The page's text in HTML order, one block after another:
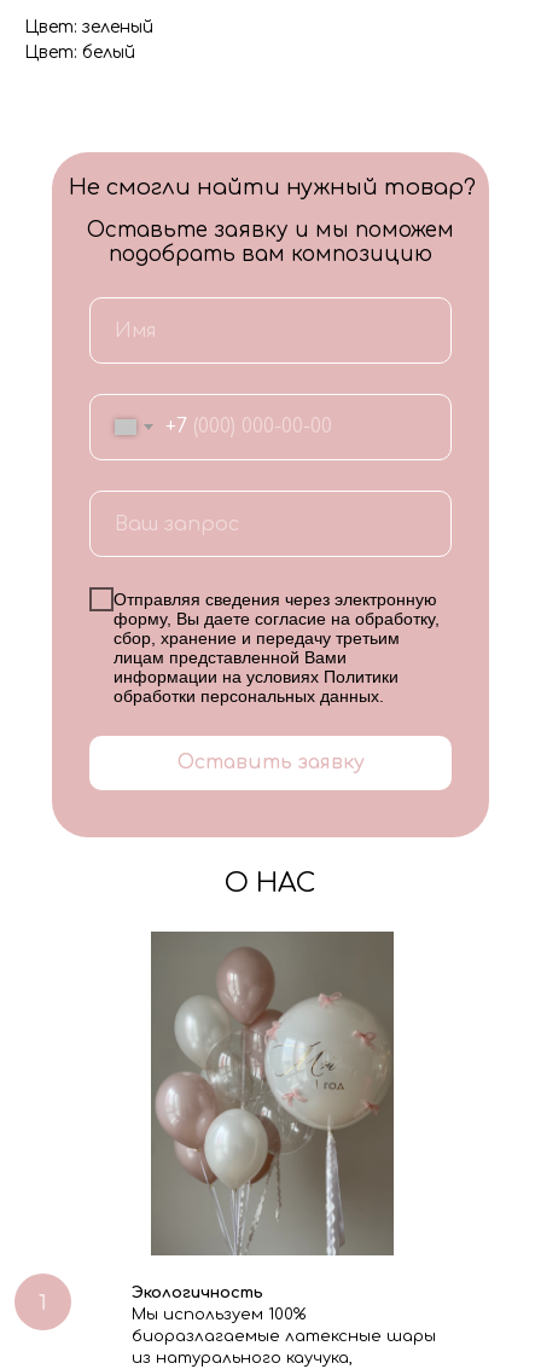
Цвет: зеленый
Цвет: белый
+7
Отправляя сведения через электронную
форму, Вы даете согласие на обработку,
сбор, хранение и передачу третьим
лицам представленной Вами
информации на условиях Политики
обработки персональных данных
Оставить заявку
Не смогли найти нужный товар?
Оставьте заявку и мы поможем
подобрать вам композицию
О НАС
Экологичность
Мы используем 100%
биоразлагаемые латексные шары
из натурального каучука,